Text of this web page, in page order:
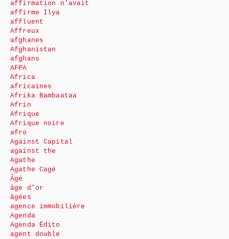
affirmation n’avait
affirme Ilya
affluent
Affreux
afghanes
Afghanistan
afghans
AFPA
Africa
africaines
Afrika Bambaataa
Afrin
Afrique
Afrique noire
afro
Against Capital
against the
Agathe
Agathe Cagé
Âgé
âge d’or
âgées
agence immobilière
Agenda
Agenda Édito
agent double